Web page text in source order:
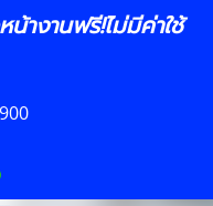
น้างานฟรี!ไม่มีค่าใช้